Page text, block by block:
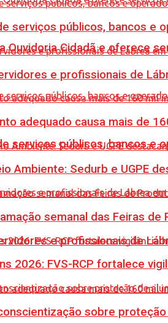
Ouvidoria Cidadã e oferece
serviços públicos, bancos e
e profissionais de
serviços públicos, bancos e
e profissionais de
adequado causa mais de
Ambiente: Sedurb e UGPE
semanal das Feiras
2026: FVS-RCP fortalece
sobre